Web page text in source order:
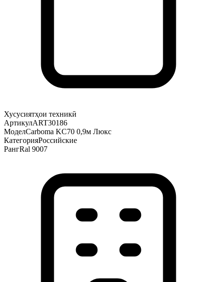
Хусусиятҳои техникӣ
АртикулART30186
МоделCarboma KC70 0,9м Люкс
КатегорияРоссийские
РангRal 9007